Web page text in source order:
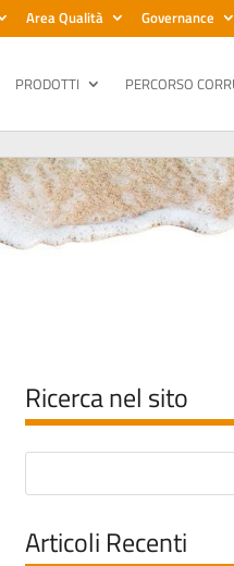
Area Qualità Governance
PRODOTTI PERCORSO
Ricerca nel sito
Articoli Recenti